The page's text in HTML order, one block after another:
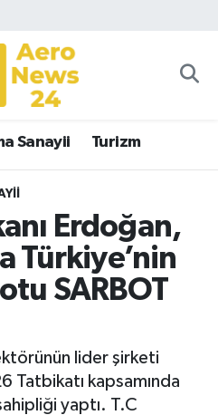
Sanayii Turizm
Erdoğan,
Türkiye’nin
SARBOT
lider şirketi
Tatbikatı kapsamında
yaptı. T.C